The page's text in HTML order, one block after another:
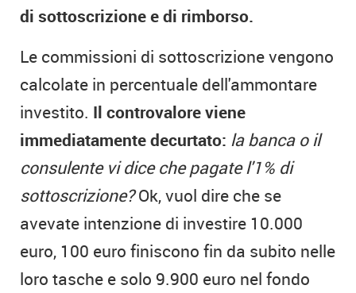
di sottoscrizione e di rimborso.
Le commissioni di sottoscrizione vengono
calcolate in percentuale dell'ammontare
investito. Il controvalore viene
immediatamente decurtato: la banca o il
consulente vi dice che pagate l'1% di
sottoscrizione?Ok, vuol dire che se
avevate intenzione di investire 10.000
euro, 100 euro finiscono fin da subito nelle
loro tasche e solo 9.900 euro nel fondo